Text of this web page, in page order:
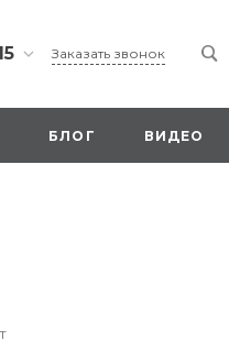
Заказать звонок
БЛОГ ВИДЕО